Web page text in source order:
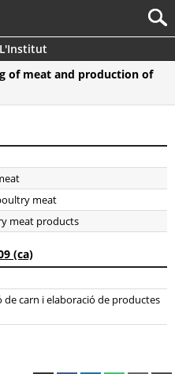
L'Institut
of meat and production of
meat
meat products
(ca)
de carn i elaboració de productes